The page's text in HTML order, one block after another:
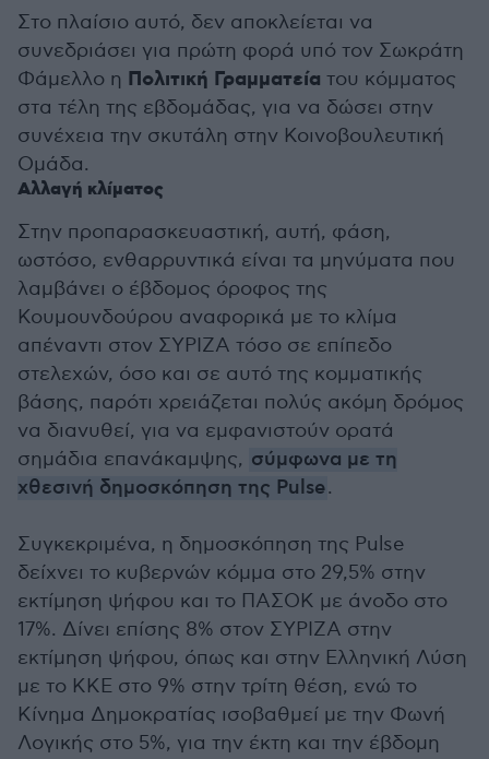
Στο πλαίσιο αυτό, δεν αποκλείεται να
συνεδριάσει για πρώτη φορά υπό τον Σωκράτη
Φάμελλο η Πολιτική Γραμματεία του κόμματος
στα τέλη της εβδομάδας, για να δώσει στην
συνέχεια την σκυτάλη στην Κοινοβουλευτική
Ομάδα.
Αλλαγή κλίματος
Στην προπαρασκευαστική, αυτή, φάση,
ωστόσο, ενθαρρυντικά είναι τα μηνύματα που
λαμβάνει ο έβδομος όροφος της
Κουμουνδούρου αναφορικά με το κλίμα
απέναντι στον ΣΥΡΙΖΑ τόσο σε επίπεδο
στελεχών, όσο και σε αυτό της κομματικής
βάσης, παρότι χρειάζεται πολύς ακόμη δρόμος
να διανυθεί, για να εμφανιστούν ορατά
σημάδια επανάκαμψης, σύμφωνα με τη
χθεσινή δημοσκόπηση της Pulse.
Συγκεκριμένα, η δημοσκόπηση της Pulse
δείχνει το κυβερνών κόμμα στο 29,5% στην
εκτίμηση ψήφου και το ΠΑΣΟΚ με άνοδο στο
17%. Δίνει επίσης 8% στον ΣΥΡΙΖΑ στην
εκτίμηση ψήφου, όπως και στην Ελληνική Λύση
με το ΚΚΕ στο 9% στην τρίτη θέση, ενώ το
Κίνημα Δημοκρατίας ισοβαθμεί με την Φωνή
Λογικής στο 5%, για την έκτη και την έβδομη